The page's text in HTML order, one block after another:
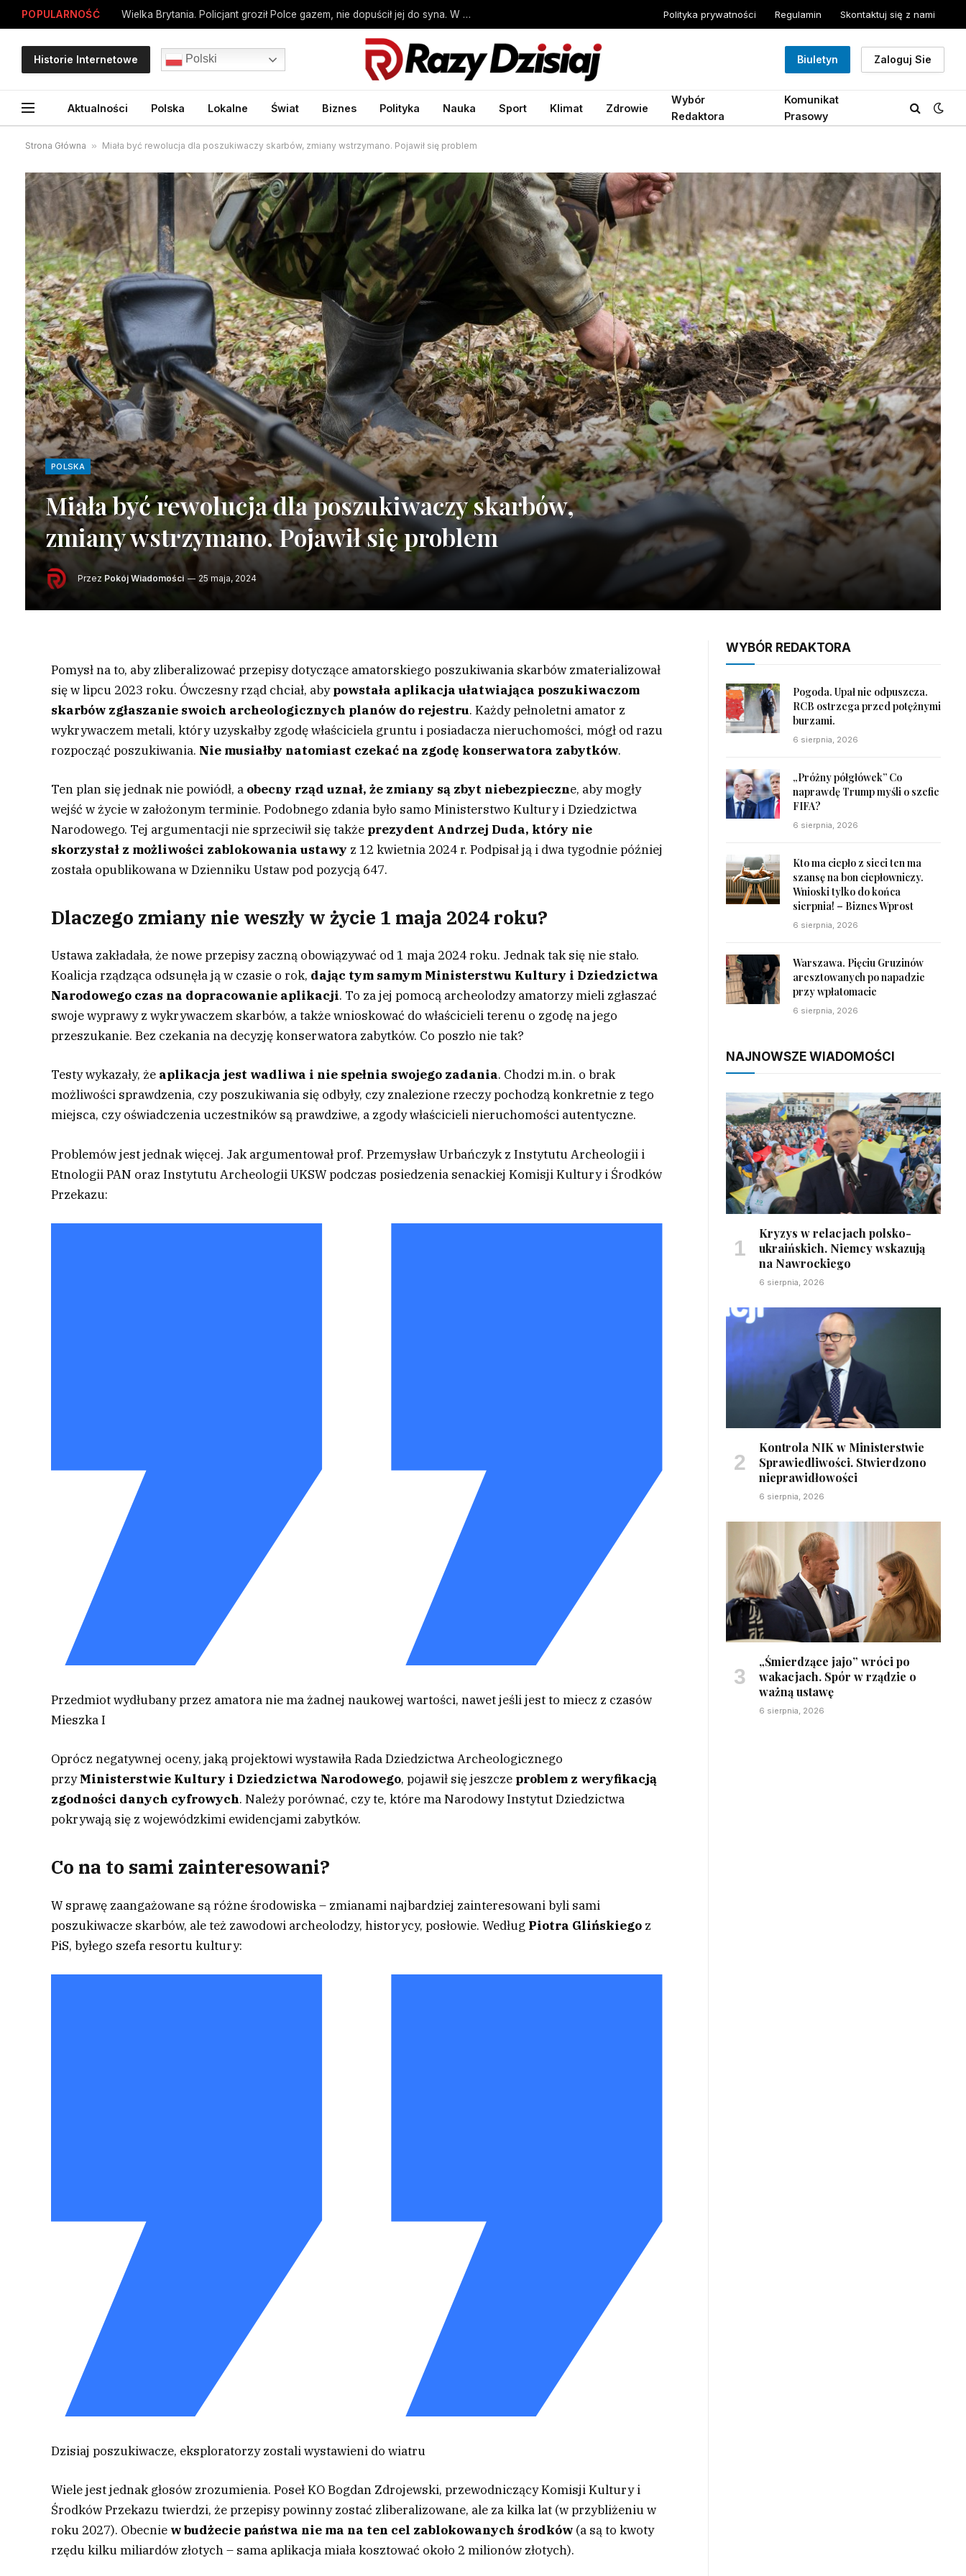
POPULARNOŚĆ Wielka Brytania. Policjant groził Polce gazem, nie dopuścił jej do syna. W sieci wrze Polityka prywatności Regulamin Skontaktuj się z nami
Historie Internetowe Polski Biuletyn Zaloguj Sie
Aktualności Polska Lokalne Świat Biznes Polityka Nauka Sport Klimat Zdrowie
Wybór
Redaktora
Komunikat
Prasowy
Strona Główna » Miała być rewolucja dla poszukiwaczy skarbów, zmiany wstrzymano. Pojawił się problem
POLSKA
Miała być rewolucja dla poszukiwaczy skarbów,
zmiany wstrzymano. Pojawił się problem
Przez Pokój Wiadomości 25 maja, 2024
Pomysł na to, aby zliberalizować przepisy dotyczące amatorskiego poszukiwania skarbów zmaterializował
się w lipcu 2023 roku. Ówczesny rząd chciał, abypowstała aplikacja ułatwiająca poszukiwaczom
skarbów zgłaszanie swoich archeologicznych planów do rejestru. Każdy pełnoletni amator z
wykrywaczem metali, który uzyskałby zgodę właściciela gruntu i posiadacza nieruchomości, mógł od razu
rozpocząć poszukiwania. Nie musiałby natomiast czekać na zgodę konserwatora zabytków.
Ten plan się jednak nie powiódł, a obecny rząd uznał, że zmiany są zbyt niebezpieczne, aby mogły
wejść w życie w założonym terminie. Podobnego zdania było samo Ministerstwo Kultury i Dziedzictwa
Narodowego. Tej argumentacji nie sprzeciwił się także prezydent Andrzej Duda, który nie
skorzystał z możliwości zablokowania ustawy z 12 kwietnia 2024 r. Podpisał ją i dwa tygodnie później
została opublikowana w Dzienniku Ustaw pod pozycją 647.
Dlaczego zmiany nie weszły w życie 1 maja 2024 roku?
Ustawa zakładała, że nowe przepisy zaczną obowiązywać od 1 maja 2024 roku. Jednak tak się nie stało.
Koalicja rządząca odsunęła ją w czasie o rok, dając tym samym Ministerstwu Kultury i Dziedzictwa
Narodowego czas na dopracowanie aplikacji. To za jej pomocą archeolodzy amatorzy mieli zgłaszać
swoje wyprawy z wykrywaczem skarbów, a także wnioskować do właścicieli terenu o zgodę na jego
przeszukanie. Bez czekania na decyzję konserwatora zabytków. Co poszło nie tak?
Testy wykazały, że aplikacja jest wadliwa i nie spełnia swojego zadania. Chodzi m.in. o brak
możliwości sprawdzenia, czy poszukiwania się odbyły, czy znalezione rzeczy pochodzą konkretnie z tego
miejsca, czy oświadczenia uczestników są prawdziwe, a zgody właścicieli nieruchomości autentyczne.
Problemów jest jednak więcej. Jak argumentował prof. Przemysław Urbańczyk z Instytutu Archeologii i
Etnologii PAN oraz Instytutu Archeologii UKSW podczas posiedzenia senackiej Komisji Kultury i Środków
Przekazu:
Przedmiot wydłubany przez amatora nie ma żadnej naukowej wartości, nawet jeśli jest to miecz z czasów
Mieszka I
Oprócz negatywnej oceny, jaką projektowi wystawiła Rada Dziedzictwa Archeologicznego
przyMinisterstwie Kultury i Dziedzictwa Narodowego, pojawił się jeszcze problem z weryfikacją
zgodności danych cyfrowych. Należy porównać, czy te, które ma Narodowy Instytut Dziedzictwa
pokrywają się z wojewódzkimi ewidencjami zabytków.
Co na to sami zainteresowani?
W sprawę zaangażowane są różne środowiska – zmianami najbardziej zainteresowani byli sami
poszukiwacze skarbów, ale też zawodowi archeolodzy, historycy, posłowie. Według Piotra Glińskiego z
PiS, byłego szefa resortu kultury:
Dzisiaj poszukiwacze, eksploratorzy zostali wystawieni do wiatru
Wiele jest jednak głosów zrozumienia. Poseł KO Bogdan Zdrojewski, przewodniczący Komisji Kultury i
Środków Przekazu twierdzi, że przepisy powinny zostać zliberalizowane, ale za kilka lat (w przybliżeniu w
roku 2027). Obecnie w budżecie państwa nie ma na ten cel zablokowanych środków (a są to kwoty
rzędu kilku miliardów złotych – sama aplikacja miała kosztować około 2 milionów złotych).
WYBÓR REDAKTORA
Pogoda. Upał nie odpuszcza.
RCB ostrzega przed potężnymi
burzami.
6 sierpnia, 2026
„Próżny półgłówek” Co
naprawdę Trump myśli o szefie
FIFA?
6 sierpnia, 2026
Kto ma ciepło z sieci ten ma
szansę na bon ciepłowniczy.
Wnioski tylko do końca
sierpnia! – Biznes Wprost
6 sierpnia, 2026
Warszawa. Pięciu Gruzinów
aresztowanych po napadzie
przy wpłatomacie
6 sierpnia, 2026
NAJNOWSZE WIADOMOŚCI
Kryzys w relacjach polsko-
ukraińskich. Niemcy wskazują
na Nawrockiego
6 sierpnia, 2026
Kontrola NIK w Ministerstwie
Sprawiedliwości. Stwierdzono
nieprawidłowości
6 sierpnia, 2026
„Śmierdzące jajo” wróci po
wakacjach. Spór w rządzie o
ważną ustawę
6 sierpnia, 2026